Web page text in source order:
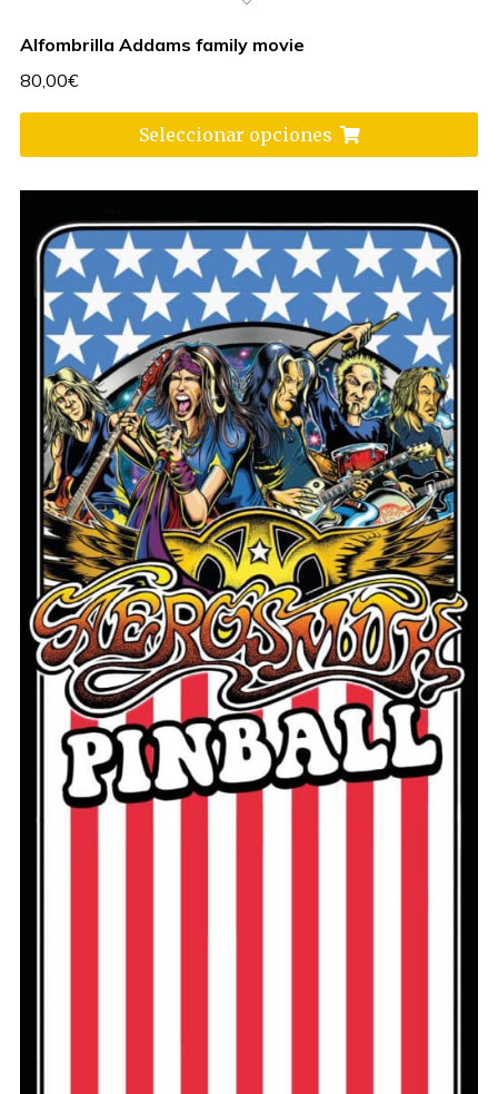
Alfombrilla Addams family movie
80,00€
Seleccionar opciones